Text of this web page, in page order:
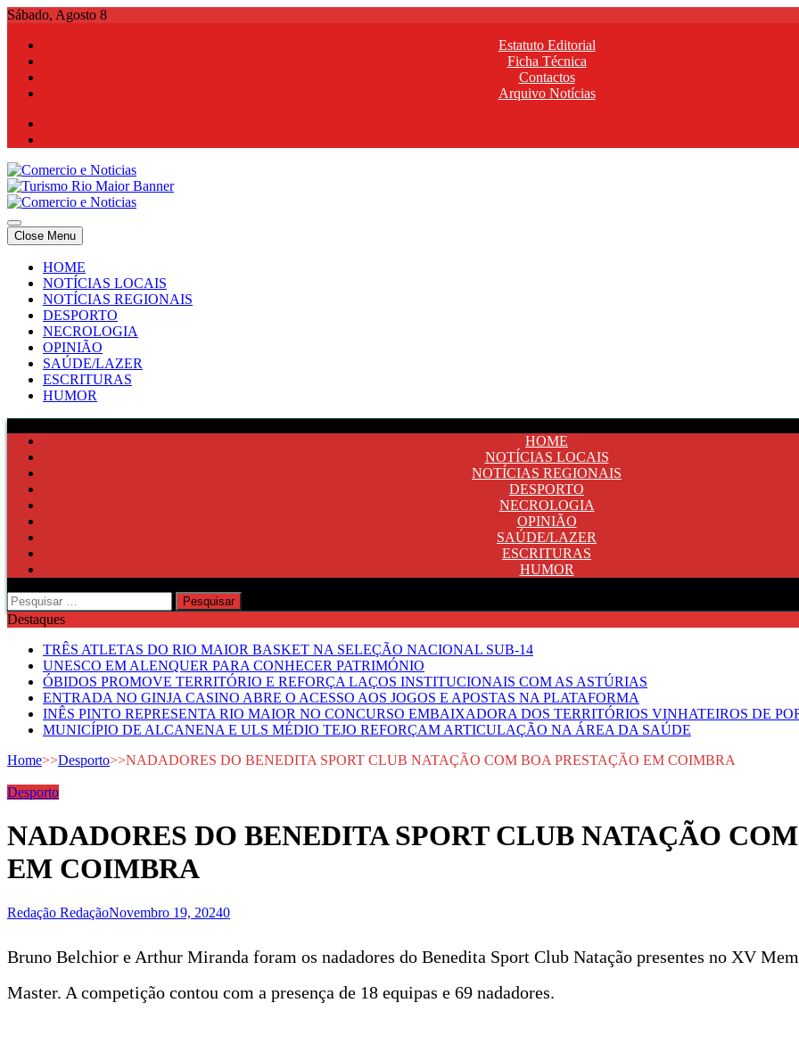
Skip
content
Sábado, Agosto 8
Estatuto Editorial
Ficha Técnica
Contactos
Arquivo Notícias
Comercio e Noticias
Notícias e Publicidade Online
Comercio e Noticias
Notícias e Publicidade Online
Close Menu
HOME
NOTÍCIAS LOCAIS
NOTÍCIAS REGIONAIS
DESPORTO
NECROLOGIA
OPINIÃO
SAÚDE/LAZER
ESCRITURAS
HUMOR
HOME
NOTÍCIAS LOCAIS
NOTÍCIAS REGIONAIS
DESPORTO
NECROLOGIA
OPINIÃO
SAÚDE/LAZER
ESCRITURAS
HUMOR
Pesquisar
por:
Destaques
TRÊS ATLETAS DO RIO MAIOR BASKET NA SELEÇÃO NACIONAL SUB-14
UNESCO EM ALENQUER PARA CONHECER PATRIMÓNIO
ÓBIDOS PROMOVE TERRITÓRIO E REFORÇA LAÇOS INSTITUCIONAIS COM AS ASTÚRIAS
ENTRADA NO GINJA CASINO ABRE O ACESSO AOS JOGOS E APOSTAS NA PLATAFORMA
INÊS PINTO REPRESENTA RIO MAIOR NO CONCURSO EMBAIXADORA DOS TERRITÓRIOS VINHATEIROS DE
MUNICÍPIO DE ALCANENA E ULS MÉDIO TEJO REFORÇAM ARTICULAÇÃO NA ÁREA DA SAÚDE
Home>>Desporto>>NADADORES DO BENEDITA SPORT CLUB NATAÇÃO COM BOA PRESTAÇÃO EM COIMBRA
Desporto
NADADORES DO BENEDITA SPORT CLUB NATAÇÃO
EM COIMBRA
Redação RedaçãoNovembro 19, 20240
Bruno Belchior e Arthur Miranda foram os nadadores do Benedita Sport Club Natação presentes no XV
Master. A competição contou com a presença de 18 equipas e 69 nadadores.